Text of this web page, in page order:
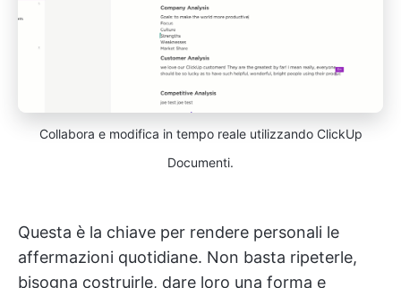
Collabora e modifica in tempo reale utilizzando ClickUp
Documenti.
Questa è la chiave per rendere personali le
affermazioni quotidiane. Non basta ripeterle,
bisogna costruirle, dare loro una forma e